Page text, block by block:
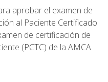
aprobar el examen de
al Paciente Certificado
de certificación de
(PCTC) de la AMCA